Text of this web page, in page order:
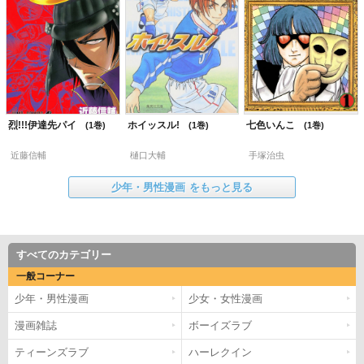
烈!!!伊達先パイ 1
近藤信輔
ホイッスル! 1
樋口大輔
七色いんこ 1
手塚治虫
少年・男性漫画 をもっと見る
すべてのカテゴリー
一般コーナー
少年・男性漫画 少女・女性漫画
漫画雑誌 ボーイズラブ
ティーンズラブ ハーレクイン